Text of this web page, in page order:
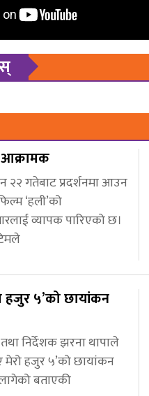
आक्रामक
२२ गतेबाट प्रदर्शनमा आउन
‘हली’को
व्यापक पारिएको छ।
हजुर ५’को छायांकन
तथा निर्देशक झरना थापाले
मेरो हजुर ५’को छायांकन
बताएकी